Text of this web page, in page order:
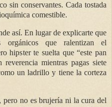
sin conservantes. Cada tostada
comestible.
así. En lugar de explicarte que
orgánicos que ralentizan el
hipster te suelta que “este pan
mientras pagas siete
un ladrillo y tiene la corteza
pero no es brujería ni la cura del